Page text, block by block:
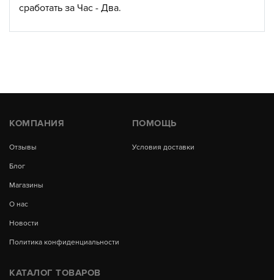
сработать за Час - Два.
КОМПАНИЯ
Отзывы
Блог
Магазины
О нас
Новости
Политика конфиденциальности
ПОМОЩЬ
Условия доставки
КАТАЛОГ ТОВАРОВ